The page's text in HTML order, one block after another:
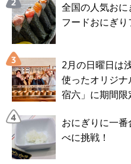
全国の人気お
フードおにぎ
2月の日曜日は
使ったオリジ
宿六」に期間限
おにぎりに一
べに挑戦！